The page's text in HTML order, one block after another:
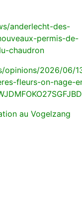
anderlecht-des-
permis-de-
chaudron
opinions/2026/06/
fleurs-on-nage-
au Vogelzang